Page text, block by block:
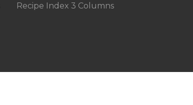
Recipe Index 3 Columns